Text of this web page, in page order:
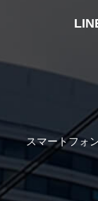
スマートフォ